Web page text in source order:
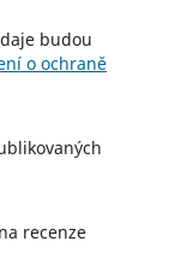
o ochraně